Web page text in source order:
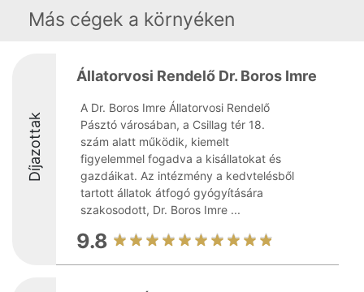
Más cégek a környéken
Díjazottak
Állatorvosi Rendelő Dr. Boros Imre
A Dr. Boros Imre Állatorvosi Rendelő
Pásztó városában, a Csillag tér 18.
szám alatt működik, kiemelt
figyelemmel fogadva a kisállatokat és
gazdáikat. Az intézmény a kedvtelésből
tartott állatok átfogó gyógyítására
szakosodott, Dr. Boros Imre ...
9.8